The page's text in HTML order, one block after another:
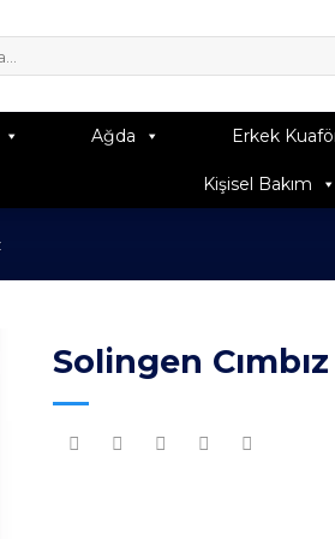
Ağda Erkek
Kişisel Bakım
Solingen